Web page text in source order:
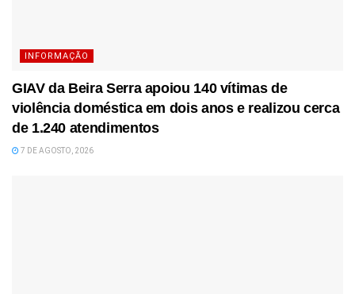
INFORMAÇÃO
GIAV da Beira Serra apoiou 140 vítimas de
violência doméstica em dois anos e realizou cerca
de 1.240 atendimentos
7 DE AGOSTO, 2026